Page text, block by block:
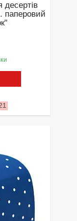
десертів
паперовий